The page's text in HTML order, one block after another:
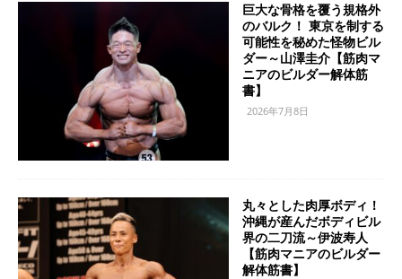
巨大な骨格を覆う規格外
のバルク！ 東京を制する
可能性を秘めた怪物ビル
ダー～山澤圭介【筋肉マ
ニアのビルダー解体筋
書】
2026年7月8日
丸々とした肉厚ボディ！
沖縄が産んだボディビル
界の二刀流～伊波寿人
【筋肉マニアのビルダー
解体筋書】